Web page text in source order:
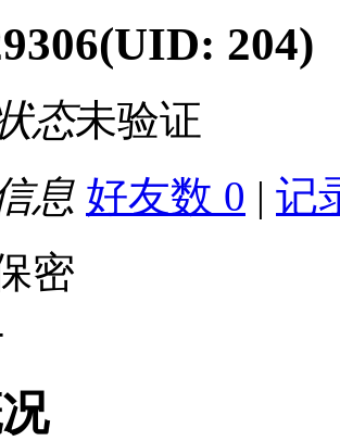
(UID: 204)
态未验证
息 好友数 0 | 记
密